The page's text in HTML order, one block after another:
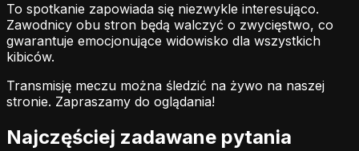
To spotkanie zapowiada się niezwykle interesująco.
Zawodnicy obu stron będą walczyć o zwycięstwo, co
gwarantuje emocjonujące widowisko dla wszystkich
kibiców.
Transmisję meczu można śledzić na żywo na naszej
stronie. Zapraszamy do oglądania!
Najczęściej zadawane pytania